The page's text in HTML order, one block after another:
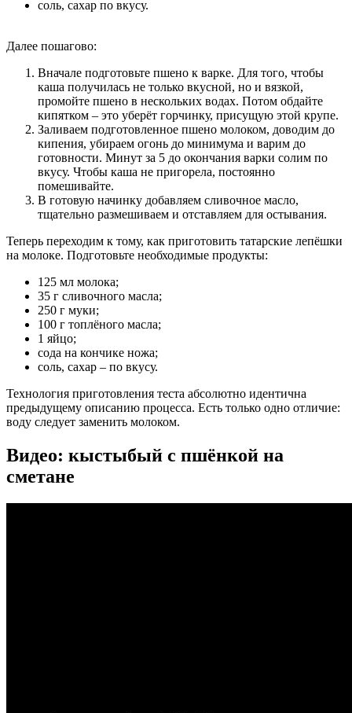
соль, сахар по вкусу.
Далее пошагово:
Вначале подготовьте пшено к варке. Для того, чтобы
каша получилась не только вкусной, но и вязкой,
промойте пшено в нескольких водах. Потом обдайте
кипятком – это уберёт горчинку, присущую этой крупе.
Заливаем подготовленное пшено молоком, доводим до
кипения, убираем огонь до минимума и варим до
готовности. Минут за 5 до окончания варки солим по
вкусу. Чтобы каша не пригорела, постоянно
помешивайте.
В готовую начинку добавляем сливочное масло,
тщательно размешиваем и отставляем для остывания.
Теперь переходим к тому, как приготовить татарские лепёшки
на молоке. Подготовьте необходимые продукты:
125 мл молока;
35 г сливочного масла;
250 г муки;
100 г топлёного масла;
1 яйцо;
сода на кончике ножа;
соль, сахар – по вкусу.
Технология приготовления теста абсолютно идентична
предыдущему описанию процесса. Есть только одно отличие:
воду следует заменить молоком.
Видео: кыстыбый с пшёнкой на
сметане